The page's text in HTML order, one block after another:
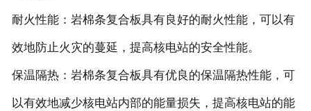
耐火性能：岩棉条复合板具有良好的耐火性能，可以有
效地防止火灾的蔓延，提高核电站的安全性能。
保温隔热：岩棉条复合板具有优良的保温隔热性能，可
以有效地减少核电站内部的能量损失，提高核电站的能